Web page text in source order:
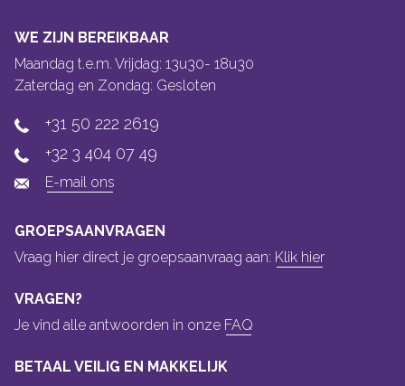
WE ZIJN BEREIKBAAR
Maandag t.e.m. Vrijdag: 13u30- 18u30
Zaterdag en Zondag: Gesloten
+31 50 222 2619
+32 3 404 07 49
E-mail ons
GROEPSAANVRAGEN
Vraag hier direct je groepsaanvraag aan: Klik hier
VRAGEN?
Je vind alle antwoorden in onze FAQ
BETAAL VEILIG EN MAKKELIJK